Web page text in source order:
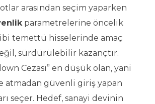
arasından seçim yaparken
parametrelerine öncelik
temettü hisselerinde amaç
sürdürülebilir kazançtır.
Cezası” en düşük olan, yani
atmadan güvenli giriş yapan
seçer. Hedef, sanayi devinin